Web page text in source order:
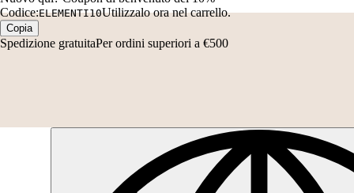
Codice:ELEMENTI10Utilizzalo ora nel carrello.
Copia
Spedizione gratuitaPer ordini superiori a €500